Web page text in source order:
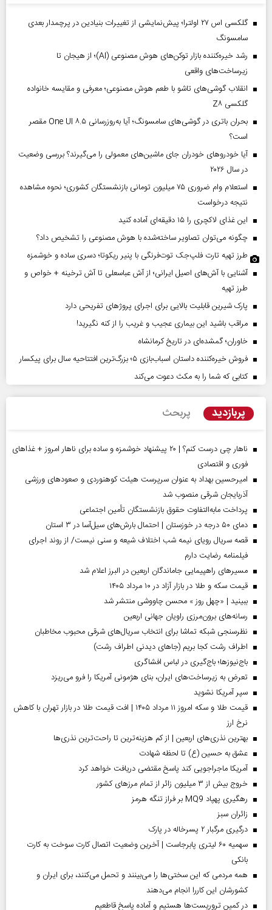
گلکسی اس ۲۷ اولترا؛ پیش‌نمایشی از تغییرات بنیادین در پرچمدار بعدی
سامسونگ
رشد خیره‌کننده بازار توکن‌های هوش مصنوعی (AI)؛ از هیجان تا
زیرساخت‌های واقعی
انقلاب گوشی‌های تاشو‌ با طعم هوش مصنوعی؛ معرفی و مقایسه خانواده
گلکسی Z۸
بحران باتری در گوشی‌های سامسونگ؛ آیا به‌روزرسانی One UI ۸.۵ مقصر
است؟
آیا خودروهای خودران جای ماشین‌های معمولی را می‌گیرند؟ بررسی وضعیت
در سال ۲۰۲۶
استعلام وام ضروری ۷۵ میلیون تومانی بازنشستگان کشوری؛ نحوه مشاهده
نتیجه درخواست
این غذای لاکچری را ۱۵ دقیقه‌ای آماده کنید
چگونه می‌توان تصاویر ساخته‌شده با هوش مصنوعی را تشخیص داد؟
طرز تهیه تارت فلپ‌جک توت‌فرنگی با پنیر ریکوتا؛ دسری ساده و خوشمزه
آشنایی با آش‌های اصیل ایرانی؛ از آش عباسعلی تا آش ترخینه + خواص و
طرز تهیه
پارک شیرین قابلیت‌ بالایی برای اجرای پروژهای تفریحی دارد
مراقب باشید این بیماری عجیب و غریب را از کنه نگیرید!
خاوران؛ گمشده‌ای در تاریخ کرمانشاه
فروش خیره‌کننده داستان اسباب‌بازی ۵؛ بزرگ‌ترین افتتاحیه سال برای پیکسار
کتابی که شما را به مکث دعوت می‌کند
پربازدید پربحث
ناهار چی درست کنم؟ | ۲۰ پیشنهاد خوشمزه و ساده برای ناهار امروز + غذاهای
فوری و اقتصادی
امیرحسین بهداد به عنوان سرپرست هیئت کوهنوردی و صعودهای ورزشی
آذربایجان شرقی منصوب شد
پرداخت مابه‌التفاوت حقوق بازنشستگان تأمین اجتماعی
دمای ۵۰ درجه در خوزستان | احتمال بارش‌های سیل‌آسا در ۳ استان
قصه سریال رویای نیمه شب اختلاف شیعه و سنی نیست/ از روند اجرای
فیلمنامه رضایت دارم
مسیر‌های راهپیمایی جاماندگان اربعین در البرز اعلام شد
قیمت سکه و طلا در بازار آزاد در ۱۰ مرداد ۱۴۰۵
ببینید | «چهل روز » محسن چاووشی منتشر شد
رسانه‌های برون‌مرزی راویان جهانی اربعین
نظرسنجی شبکه تماشا برای انتخاب سریال‌های شرقی محبوب مخاطبان
اطراف رشت کجا بریم (جاهای دیدنی اطراف رشت)
باج‌نیوزها؛ باج‌گیری در لباس افشاگری
تعرض به زیرساخت‌های ایران، بنای هژمونی آمریکا را فرو می‌ریزد
سپر آمریکا نشوید
قیمت طلا و سکه امروز ۱۱ مرداد ۱۴۰۵ | افت قیمت طلا در بازار تهران با کاهش
نرخ ارز
بهترین نذری‌های اربعین | از کم هزینه‌ترین تا راحت‌ترین نذری‌ها
عشق به حسین (ع) تا لحظه شهادت
آمریکا ماجراجویی کند پاسخ مقتضی دریافت خواهد کرد
خروج بیش از ۳ میلیون زائر از تمام مرز‌های کشور
رهگیری پهپاد MQ9 بر فراز تنگه هرمز
‌زائران سبز
درگیری مرگبار ۲ پسرخاله در پارک
سهمیه ۶۰ لیتری پابرجاست | آخرین وضعیت اتصال کارت سوخت به کارت
بانکی
همه مردمی که این سختی‌ها را می‌بینند و تحمل می‌کنند، برای ایران و
کشورشان این کاررا انجام می‌دهند
در کمین تروریست‌ها هستیم و آماده پاسخ قاطعیم